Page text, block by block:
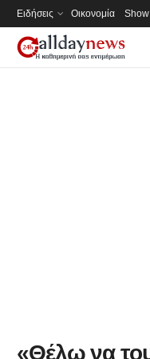
Ειδήσεις Οικονομία
«Θέλω να